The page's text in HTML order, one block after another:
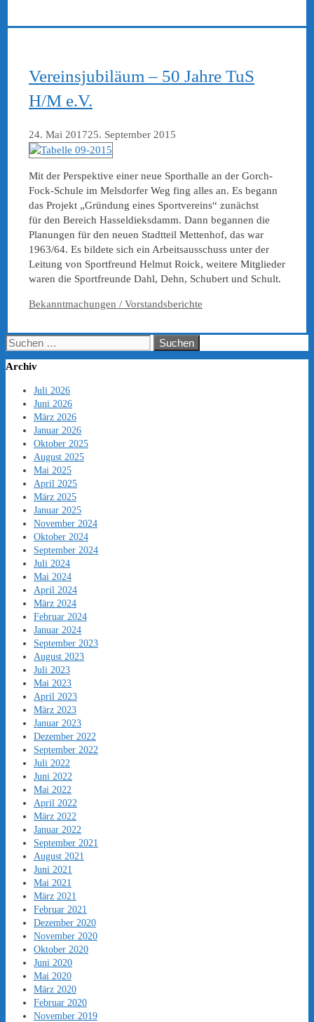
Vereinsjubiläum – 50 Jahre TuS
H/M e.V.
24. Mai 201725. September 2015
Mit der Perspektive einer neue Sporthalle an der Gorch-
Fock-Schule im Melsdorfer Weg fing alles an. Es begann
das Projekt „Gründung eines Sportvereins“ zunächst
für den Bereich Hasseldieksdamm. Dann begannen die
Planungen für den neuen Stadtteil Mettenhof, das war
1963/64. Es bildete sich ein Arbeitsausschuss unter der
Leitung von Sportfreund Helmut Roick, weitere Mitglieder
waren die Sportfreunde Dahl, Dehn, Schubert und Schult.
Kategorien
Bekanntmachungen / Vorstandsberichte
Suchen
nach:
Archiv
Juli 2026
Juni 2026
März 2026
Januar 2026
Oktober 2025
August 2025
Mai 2025
April 2025
März 2025
Januar 2025
November 2024
Oktober 2024
September 2024
Juli 2024
Mai 2024
April 2024
März 2024
Februar 2024
Januar 2024
September 2023
August 2023
Juli 2023
Mai 2023
April 2023
März 2023
Januar 2023
Dezember 2022
September 2022
Juli 2022
Juni 2022
Mai 2022
April 2022
März 2022
Januar 2022
September 2021
August 2021
Juni 2021
Mai 2021
März 2021
Februar 2021
Dezember 2020
November 2020
Oktober 2020
Juni 2020
Mai 2020
März 2020
Februar 2020
November 2019